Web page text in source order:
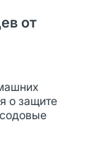
от
о защите